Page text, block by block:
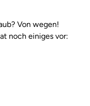
Von wegen!
noch einiges vor: